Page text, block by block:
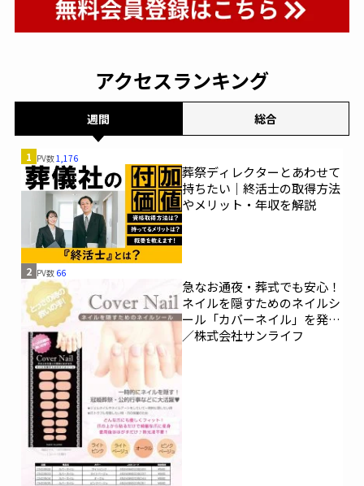
アクセスランキング
週間 総合
1 PV数1,176
葬祭ディレクターとあわせて
持ちたい｜終活士の取得方法
やメリット・年収を解説
2 PV数 66
急なお通夜・葬式でも安心！
ネイルを隠すためのネイルシ
ール「カバーネイル」を発売
／株式会社サンライフ